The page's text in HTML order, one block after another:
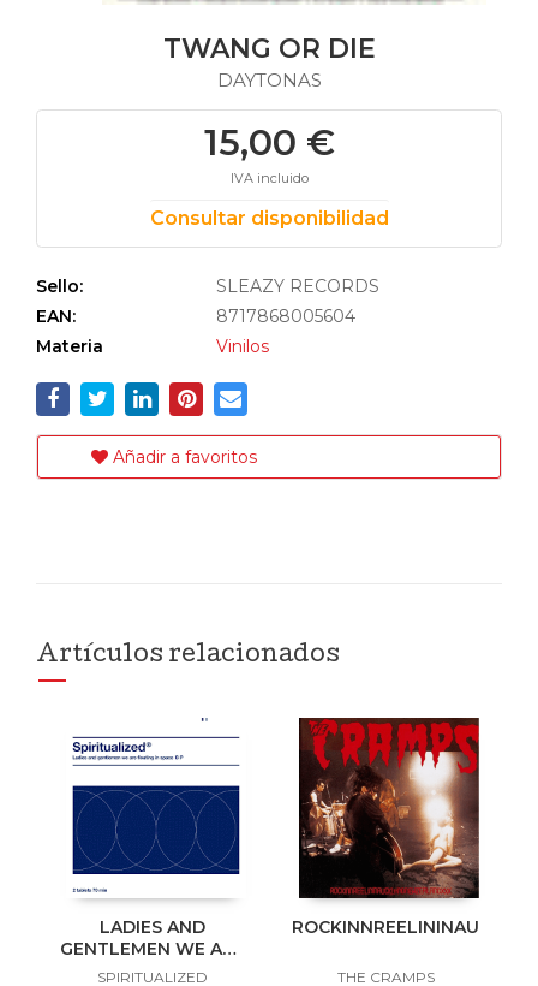
TWANG OR DIE
DAYTONAS
15,00 €
IVA incluido
Consultar disponibilidad
Sello:
SLEAZY RECORDS
EAN:
8717868005604
Materia
Vinilos
Añadir a favoritos
Artículos relacionados
LADIES AND
GENTLEMEN WE ARE
FLOATING IN SPACE
SPIRITUALIZED THE CRAMPS